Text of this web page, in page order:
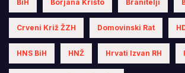
BiH Borjana Krišto Branitelji
Crveni Križ ŽZH Domovinski Rat
HNS BiH HNŽ Hrvati Izvan RH